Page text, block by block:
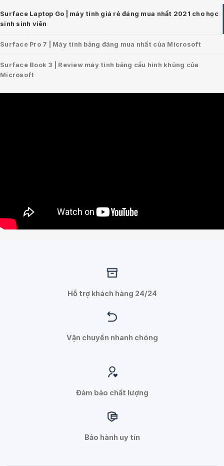
Surface Laptop Go | máy tính giá rẻ đáng mua nhất 2021 cho học
sinh sinh viên
Surface Pro 7 | Máy tính bảng đáng mua nhất của Microsoft
Surface Book 3 | Review máy tính bảng cấu hình khủng của
Microsoft
Hỗ trợ khách hàng 24/24
Vận chuyển nhanh chóng
Đảm bảo chất lượng
Bảo hành uy tín